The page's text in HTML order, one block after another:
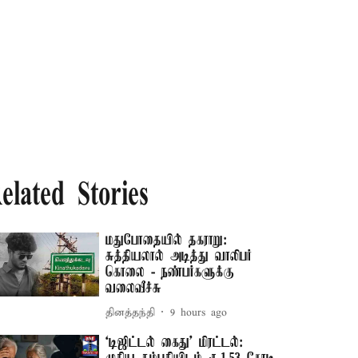
Stories
மதுபோதையில் தகராறு:
சுத்தியலால் அடித்து வாலிபர்
கொலை - நண்பர்களுக்கு
வலைவீச்சு
தினத்தந்தி 9 hours ago
‘டிஜிட்டல் கைது’ மிரட்டல்: